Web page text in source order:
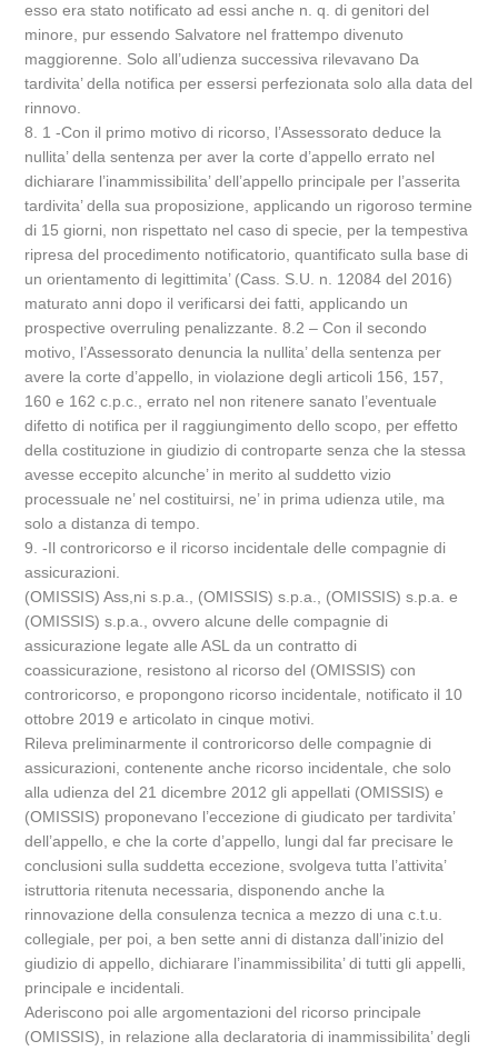
esso era stato notificato ad essi anche n. q. di genitori del
minore, pur essendo Salvatore nel frattempo divenuto
maggiorenne. Solo all’udienza successiva rilevavano Da
tardivita’ della notifica per essersi perfezionata solo alla data del
rinnovo.
8. 1 -Con il primo motivo di ricorso, l’Assessorato deduce la
nullita’ della sentenza per aver la corte d’appello errato nel
dichiarare l’inammissibilita’ dell’appello principale per l’asserita
tardivita’ della sua proposizione, applicando un rigoroso termine
di 15 giorni, non rispettato nel caso di specie, per la tempestiva
ripresa del procedimento notificatorio, quantificato sulla base di
un orientamento di legittimita’ (Cass. S.U. n. 12084 del 2016)
maturato anni dopo il verificarsi dei fatti, applicando un
prospective overruling penalizzante. 8.2 – Con il secondo
motivo, l’Assessorato denuncia la nullita’ della sentenza per
avere la corte d’appello, in violazione degli articoli 156, 157,
160 e 162 c.p.c., errato nel non ritenere sanato l’eventuale
difetto di notifica per il raggiungimento dello scopo, per effetto
della costituzione in giudizio di controparte senza che la stessa
avesse eccepito alcunche’ in merito al suddetto vizio
processuale ne’ nel costituirsi, ne’ in prima udienza utile, ma
solo a distanza di tempo.
9. -Il controricorso e il ricorso incidentale delle compagnie di
assicurazioni.
(OMISSIS) Ass,ni s.p.a., (OMISSIS) s.p.a., (OMISSIS) s.p.a. e
(OMISSIS) s.p.a., ovvero alcune delle compagnie di
assicurazione legate alle ASL da un contratto di
coassicurazione, resistono al ricorso del (OMISSIS) con
controricorso, e propongono ricorso incidentale, notificato il 10
ottobre 2019 e articolato in cinque motivi.
Rileva preliminarmente il controricorso delle compagnie di
assicurazioni, contenente anche ricorso incidentale, che solo
alla udienza del 21 dicembre 2012 gli appellati (OMISSIS) e
(OMISSIS) proponevano l’eccezione di giudicato per tardivita’
dell’appello, e che la corte d’appello, lungi dal far precisare le
conclusioni sulla suddetta eccezione, svolgeva tutta l’attivita’
istruttoria ritenuta necessaria, disponendo anche la
rinnovazione della consulenza tecnica a mezzo di una c.t.u.
collegiale, per poi, a ben sette anni di distanza dall’inizio del
giudizio di appello, dichiarare l’inammissibilita’ di tutti gli appelli,
principale e incidentali.
Aderiscono poi alle argomentazioni del ricorso principale
(OMISSIS), in relazione alla declaratoria di inammissibilita’ degli